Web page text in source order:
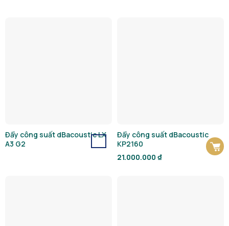
Đẩy công suất dBacoustic LX
A3 G2
Đẩy công suất dBacoustic
KP2160
21.000.000 ₫